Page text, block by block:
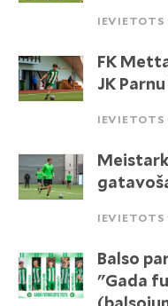
IEVIETOTS
FK
JK
IEVIETOTS
Balso
"Gada